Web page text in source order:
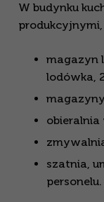
W budynku
magazyn
lodówka,
szatnia,
personelu.